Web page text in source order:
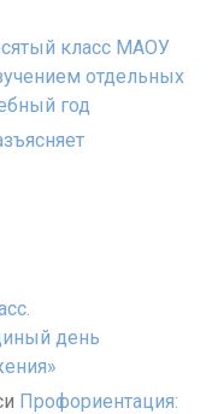
класс МАОУ
отдельных
год
день
Профориентация: